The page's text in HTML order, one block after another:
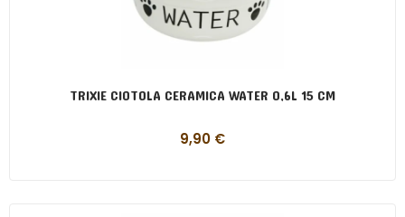
TRIXIE CIOTOLA CERAMICA WATER 0,6L 15 CM
9,90 €